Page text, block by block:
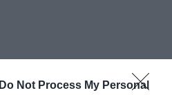
Do Not Process My Personal